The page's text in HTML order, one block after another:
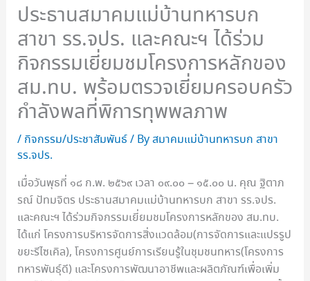
ประธานสมาคมแม่บ้านทหารบก
สาขา รร.จปร. และคณะฯ ได้ร่วม
กิจกรรมเยี่ยมชมโครงการหลักของ
สม.ทบ. พร้อมตรวจเยี่ยมครอบครัว
กำลังพลที่พิการทุพพลภาพ
/ กิจกรรม/ประชาสัมพันธ์/ Byสมาคมแม่บ้านทหารบก สาขา
รร.จปร.
เมื่อวันพุธที่ ๑๘ ก.พ. ๒๕๖๙ เวลา ๐๙.๐๐ – ๑๕.๐๐ น. คุณ ฐิตาภ
รณ์ ปัทมจิตร ประธานสมาคมแม่บ้านทหารบก สาขา รร.จปร.
และคณะฯ ได้ร่วมกิจกรรมเยี่ยมชมโครงการหลักของ สม.ทบ.
ได้แก่ โครงการบริหารจัดการสิ่งแวดล้อม(การจัดการและแปรรูป
ขยะรีไซเคิล), โครงการศูนย์การเรียนรู้ในชุมชนทหาร(โครงการ
ทหารพันธุ์ดี) และโครงการพัฒนาอาชีพและผลิตภัณฑ์เพื่อเพิ่ม